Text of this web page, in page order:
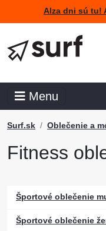
Alza dni sú tu!
Menu
Surf.sk Oblečenie a
Fitness
Športové oblečenie
Športové oblečenie